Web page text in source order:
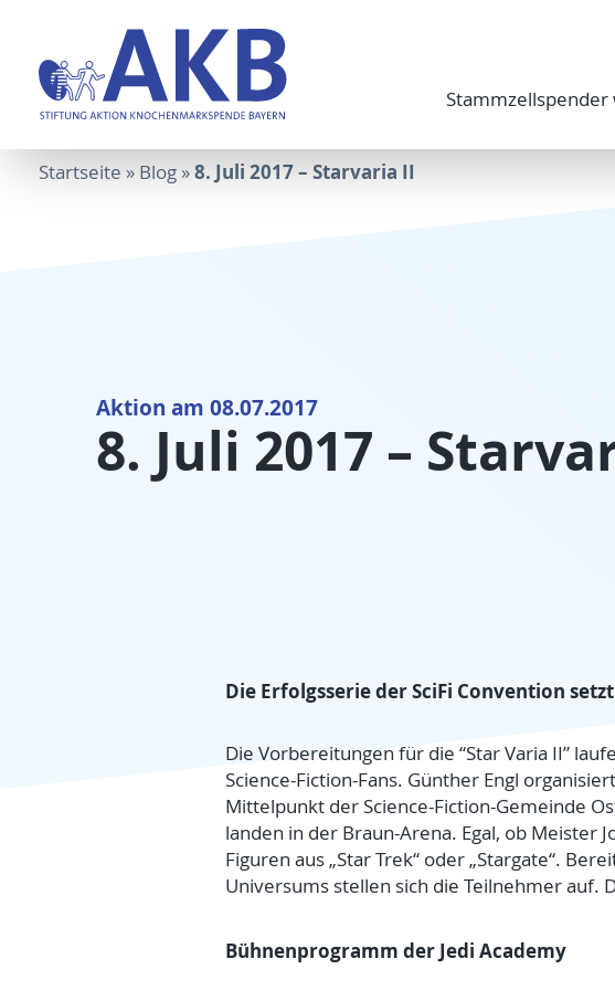
Startseite » Blog»8. Juli 2017 – Starvaria II
Aktion am 08.07.2017
8. Juli 2017 –
Die Erfolgsserie der SciFi Convention
Die Vorbereitungen für die “Star Varia II”
Science-Fiction-Fans. Günther Engl
Mittelpunkt der Science-Fiction-Gemeinde
landen in der Braun-Arena. Egal, ob Meister
Figuren aus „Star Trek“ oder „Stargate“.
Universums stellen sich die Teilnehmer auf.
Bühnenprogramm der Jedi Academy